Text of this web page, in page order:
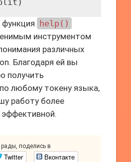
help()
инструментом
различных
Благодаря ей вы
получить
любому токену языка,
работу более
эффективной.
рады, поделись в
Twitter Вконтакте